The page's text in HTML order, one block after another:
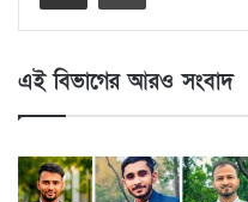
এই বিভাগের আরও সংবাদ